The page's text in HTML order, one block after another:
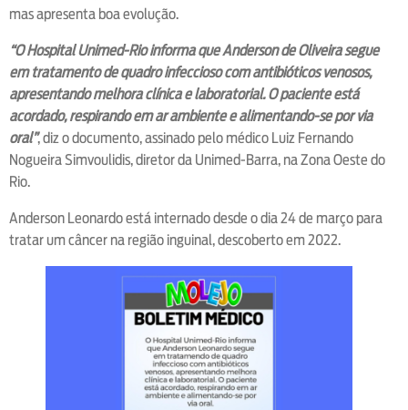
mas apresenta boa evolução.
“O Hospital Unimed-Rio informa que Anderson de Oliveira segue
em tratamento de quadro infeccioso com antibióticos venosos,
apresentando melhora clínica e laboratorial. O paciente está
acordado, respirando em ar ambiente e alimentando-se por via
oral”, diz o documento, assinado pelo médico Luiz Fernando
Nogueira Simvoulidis, diretor da Unimed-Barra, na Zona Oeste do
Rio.
Anderson Leonardo está internado desde o dia 24 de março para
tratar um câncer na região inguinal, descoberto em 2022.